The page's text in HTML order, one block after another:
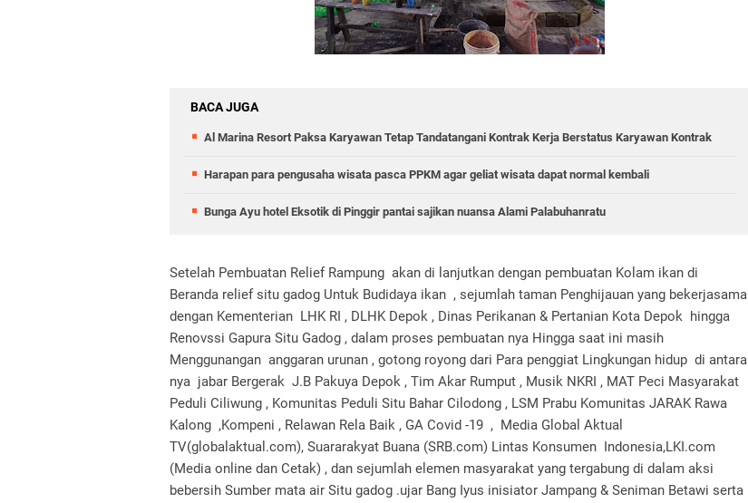
BACA JUGA
Al Marina Resort Paksa Karyawan Tetap Tandatangani Kontrak Kerja Berstatus Karyawan Kontrak
Harapan para pengusaha wisata pasca PPKM agar geliat wisata dapat normal kembali
Bunga Ayu hotel Eksotik di Pinggir pantai sajikan nuansa Alami Palabuhanratu
Setelah Pembuatan Relief Rampung akan di lanjutkan dengan pembuatan Kolam ikan di
Beranda relief situ gadog Untuk Budidaya ikan , sejumlah taman Penghijauan yang bekerjasama
dengan Kementerian LHK RI , DLHK Depok , Dinas Perikanan & Pertanian Kota Depok hingga
Renovssi Gapura Situ Gadog , dalam proses pembuatan nya Hingga saat ini masih
Menggunangan anggaran urunan , gotong royong dari Para penggiat Lingkungan hidup di antara
nya jabar Bergerak J.B Pakuya Depok , Tim Akar Rumput , Musik NKRI , MAT Peci Masyarakat
Peduli Ciliwung , Komunitas Peduli Situ Bahar Cilodong , LSM Prabu Komunitas JARAK Rawa
Kalong ,Kompeni , Relawan Rela Baik , GA Covid -19 , Media Global Aktual
TV(globalaktual.com), Suararakyat Buana (SRB.com) Lintas Konsumen Indonesia,LKI.com
(Media online dan Cetak) , dan sejumlah elemen masyarakat yang tergabung di dalam aksi
bebersih Sumber mata air Situ gadog .ujar Bang Iyus inisiator Jampang & Seniman Betawi serta